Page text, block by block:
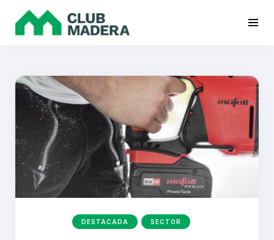
DESTACADA SECTOR